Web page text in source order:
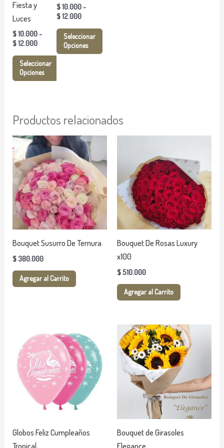
Fiesta y
Luces
$10.000-
$12.000
Seleccionar
Opciones
opciones
se
pueden
elegir
en
producto
$10.000-
$12.000
Seleccionar
Opciones
opciones
se
pueden
elegir
en
producto
Productos relacionados
Bouquet Susurro De Ternura
$380.000
Agregar al Carrito
Bouquet De Rosas Luxury
x100
$510.000
Agregar al Carrito
Globos Feliz Cumpleaños
Tropical
de
precios:
desde
$ 10.000
hasta
$ 12.000
producto
tiene
múltiples
variantes.
Las
pueden
Bouquet de Girasoles
Elegance